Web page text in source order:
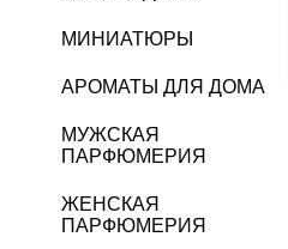
МИНИАТЮРЫ
АРОМАТЫ ДЛЯ ДОМА
МУЖСКАЯ
ПАРФЮМЕРИЯ
ЖЕНСКАЯ
ПАРФЮМЕРИЯ